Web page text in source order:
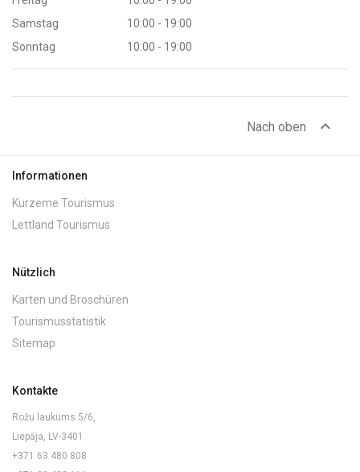
Samstag
10:00 - 19:00
Sonntag
10:00 - 19:00
Nach oben expand_less
Informationen
Kurzeme Tourismus
Lettland Tourismus
Nützlich
Karten und Broschüren
Tourismusstatistik
Sitemap
Kontakte
Rožu laukums 5/6,
Liepāja, LV-3401
+371 63 480 808